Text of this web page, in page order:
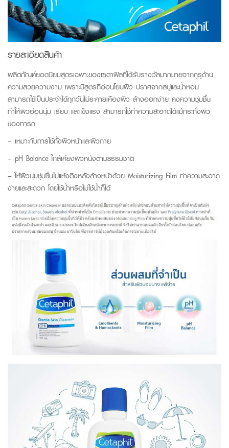
รายละเอียดสินค้า
ผลิตภัณฑ์ยอดนิยมสูตรเฉพาะของเซตาฟิลที่ได้รับรางวัลมากมายจากกูรูด้าน
ความสวยความงาม เพราะมีสูตรที่อ่อนโยนผิว ปราศจากสบู่และน้ำหอม
สามารถใช้เป็นประจำได้ทุกวันไม่ระคายเคืองผิว ล้างออกง่าย คงความชุ่มชื้น
ทำให้ผิวอ่อนนุ่ม เรียบ และแข็งแรง สามารถใช้ทำความสะอาดได้แม้กระทั่งผิว
ของทารก
– เหมาะกับการใช้ทั้งผิวหน้าและผิวกาย
– pH Balance ใกล้เคียงผิวหนังตามธรรมชาติ
– ให้ผิวนุ่มชุ่มชื่นไม่แห้งตึงหลังล้างหน้าด้วย Moisturizing Film ทำความสะอาด
ง่ายและสะดวก โดยใช้น้ำหรือไม่ใช้น้ำก็ได้